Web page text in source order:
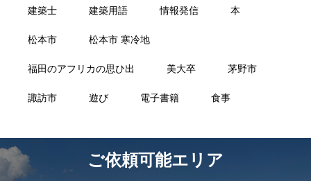
建築士 建築用語 情報発信 本
松本市 松本市 寒冷地
福田のアフリカの思ひ出 美大卒 茅野市
諏訪市 遊び 電子書籍 食事
ご依頼可能エリア